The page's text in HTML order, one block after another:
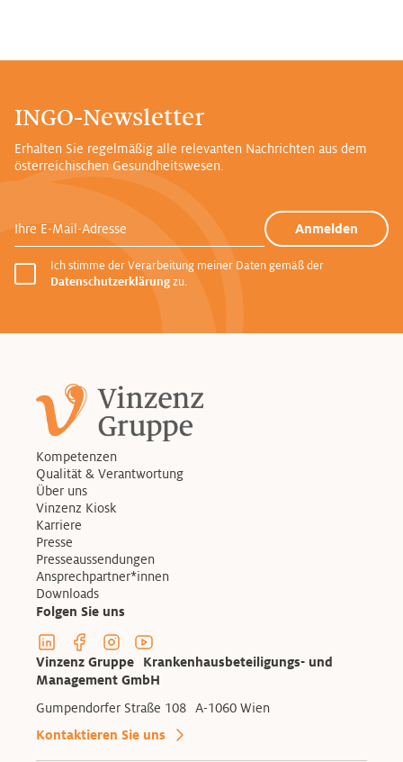
INGO-Newsletter
Erhalten Sie regelmäßig alle relevanten Nachrichten aus dem
österreichischen Gesundheitswesen.
Ihre E-Mail-Adresse
Anmelden
Ich stimme der Verarbeitung meiner Daten gemäß der
Datenschutzerklärung zu.
Kompetenzen
Qualität & Verantwortung
Über uns
Vinzenz Kiosk
Karriere
Presse
Presseaussendungen
Ansprechpartner*innen
Downloads
Folgen Sie uns
Linkedin Profil der Vinzenzgruppe
Facebook Profil der Vinzenzgruppe
Instagram Profil der Vinzenzgruppe
Youtube Kanal der Vinzenzgruppe
Vinzenz Gruppe Krankenhausbeteiligungs- und
Management GmbH
Gumpendorfer Straße 108 A-1060 Wien
Kontaktieren Sie uns